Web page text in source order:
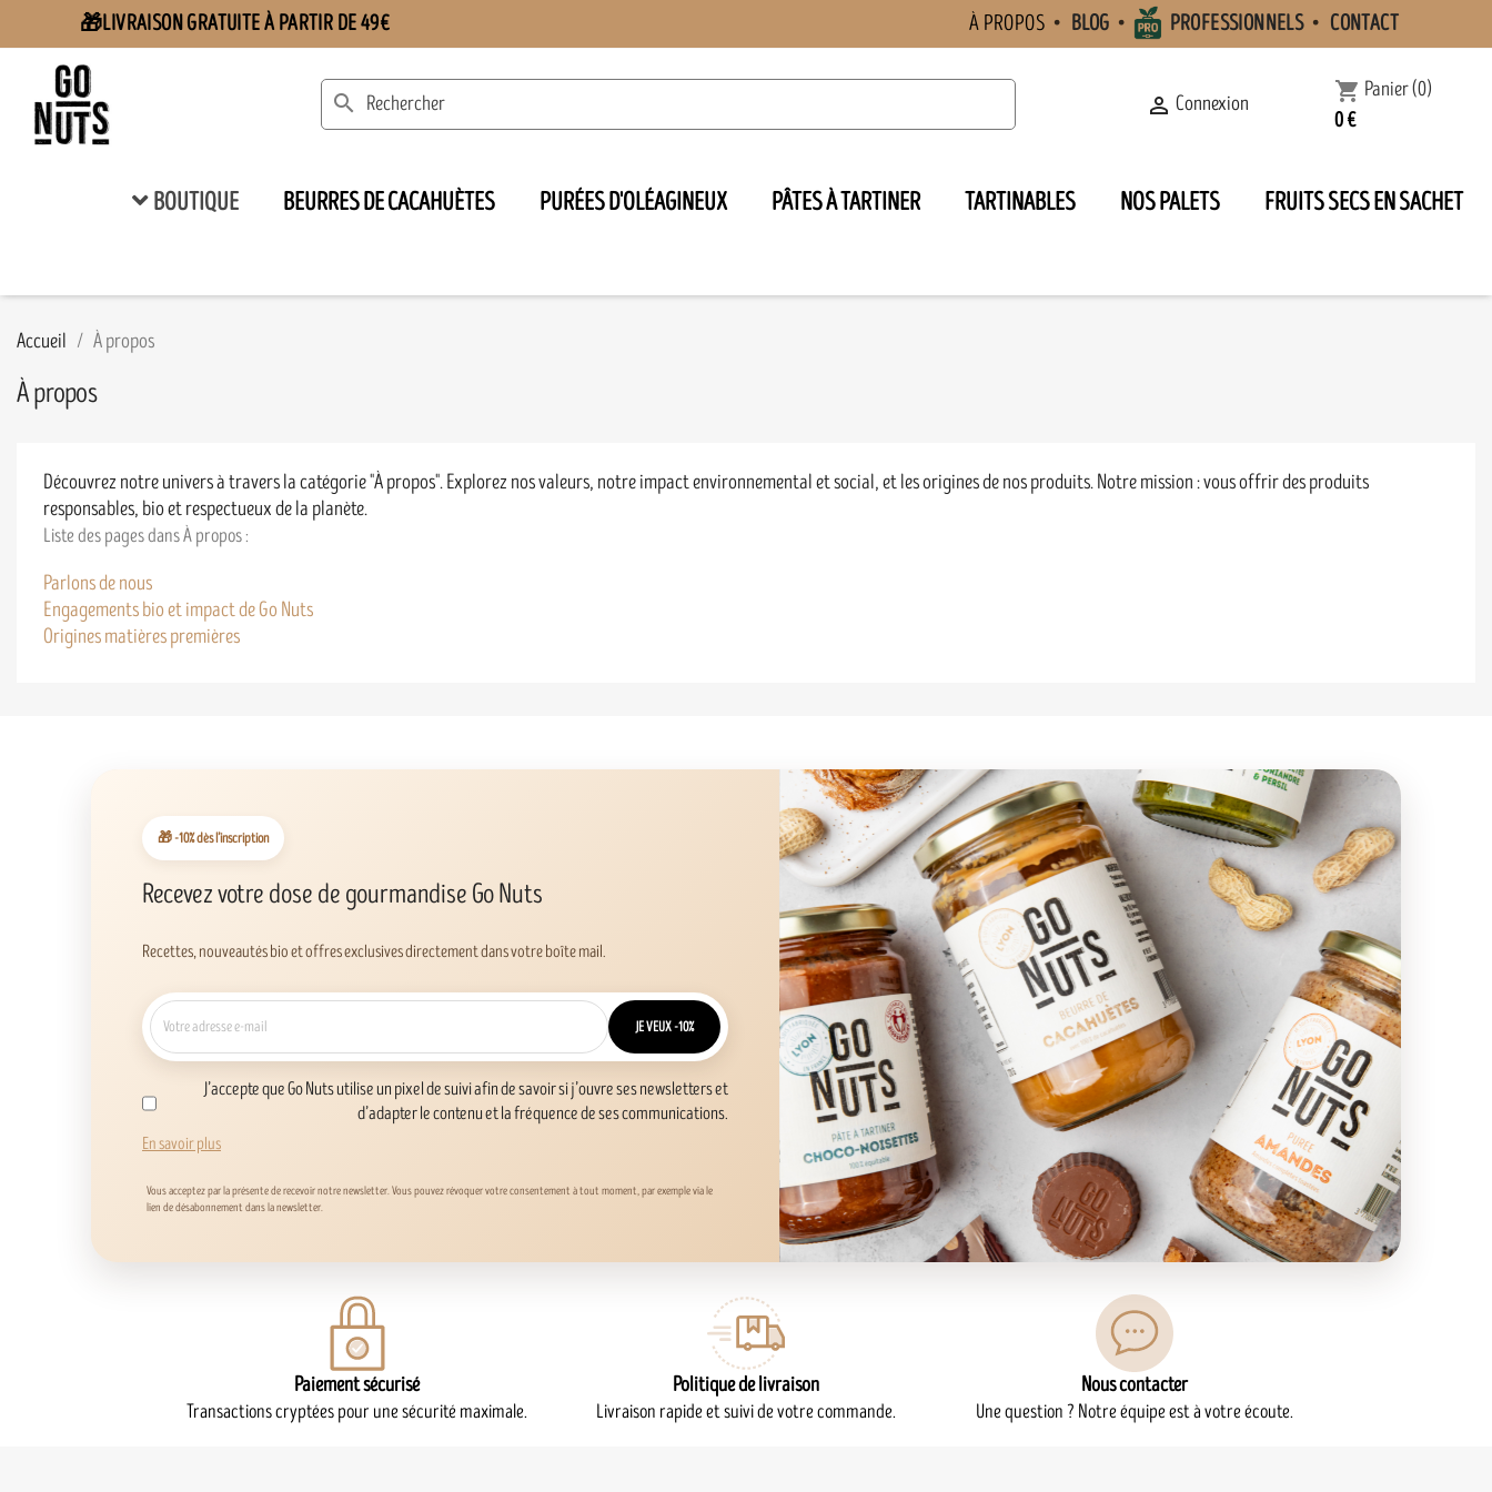
🎁LIVRAISON GRATUITE À PARTIR DE 49€ À PROPOS BLOG PROFESSIONNELS CONTACT
search  Connexion shopping_cart Panier(0)
0 €
BOUTIQUE BEURRES DE CACAHUÈTES PURÉES D'OLÉAGINEUX PÂTES À TARTINER TARTINABLES NOS PALETS FRUITS SECS EN SACHET
Accueil À propos
À propos
Découvrez notre univers à travers la catégorie "À propos". Explorez nos valeurs, notre impact environnemental et social, et les origines de nos produits. Notre mission : vous offrir des produits
responsables, bio et respectueux de la planète.
Liste des pages dans À propos :
Parlons de nous
Engagements bio et impact de Go Nuts
Origines matières premières
🎁 -10% dès l’inscription
Recevez votre dose de gourmandise Go Nuts
Recettes, nouveautés bio et offres exclusives directement dans votre boîte mail.
JE VEUX -10%
J’accepte que Go Nuts utilise un pixel de suivi afin de savoir si j’ouvre ses newsletters et
d’adapter le contenu et la fréquence de ses communications.
En savoir plus
Vous acceptez par la présente de recevoir notre newsletter. Vous pouvez révoquer votre consentement à tout moment, par exemple via le
lien de désabonnement dans la newsletter.
Paiement sécurisé
Transactions cryptées pour une sécurité maximale.
Politique de livraison
Livraison rapide et suivi de votre commande.
Nous contacter
Une question ? Notre équipe est à votre écoute.